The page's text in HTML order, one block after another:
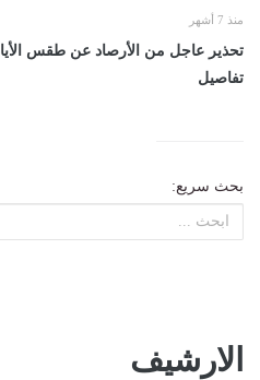
منذ 7 أشهر
تحذير عاجل من الأرصاد عن طقس
تفاصيل
بحث سريع:
الارشيف